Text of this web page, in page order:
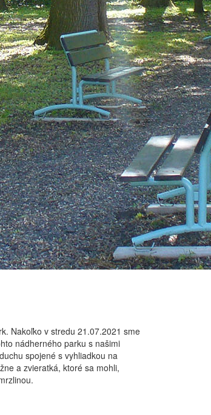
Nakoľko v stredu 21.07.2021 sme
nádherného parku s našimi
spojené s vyhliadkou na
a zvieratká, ktoré sa mohli,